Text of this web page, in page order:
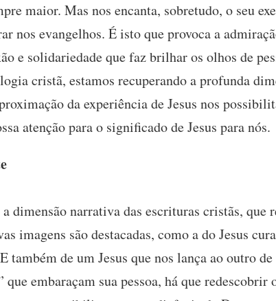
maior. Mas nos encanta, sobretudo, o seu
nos evangelhos. É isto que provoca a
e solidariedade que faz brilhar os olhos de
cristã, estamos recuperando a profunda
da experiência de Jesus nos
atenção para o significado de Jesus para nós.
dimensão narrativa das escrituras cristãs, que
imagens são destacadas, como a do Jesus
de um Jesus que nos lança ao outro
embaraçam sua pessoa, há que redescobrir